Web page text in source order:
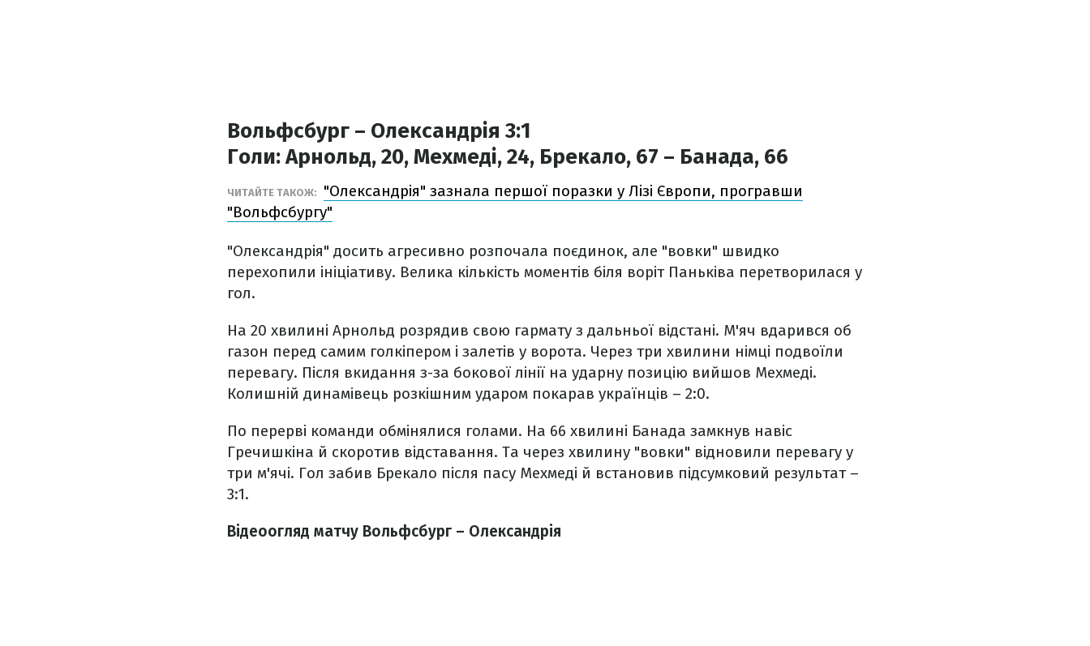
Вольфсбург – Олександрія 3:1
Голи:Арнольд, 20, Мехмеді, 24, Брекало, 67 – Банада, 66
ЧИТАЙТЕ ТАКОЖ:
"Олександрія" зазнала першої поразки у Лізі Європи, програвши
"Вольфсбургу"
"Олександрія" досить агресивно розпочала поєдинок, але "вовки" швидко
перехопили ініціативу. Велика кількість моментів біля воріт Паньківа перетворилася у
гол.
На 20 хвилині Арнольд розрядив свою гармату з дальньої відстані. М'яч вдарився об
газон перед самим голкіпером і залетів у ворота. Через три хвилини німці подвоїли
перевагу. Після вкидання з-за бокової лінії на ударну позицію вийшов Мехмеді.
Колишній динамівець розкішним ударом покарав українців – 2:0.
По перерві команди обмінялися голами. На 66 хвилині Банада замкнув навіс
Гречишкіна й скоротив відставання. Та через хвилину "вовки" відновили перевагу у
три м'ячі. Гол забив Брекало після пасу Мехмеді й встановив підсумковий результат –
3:1.
Відеоогляд матчу Вольфсбург – Олександрія